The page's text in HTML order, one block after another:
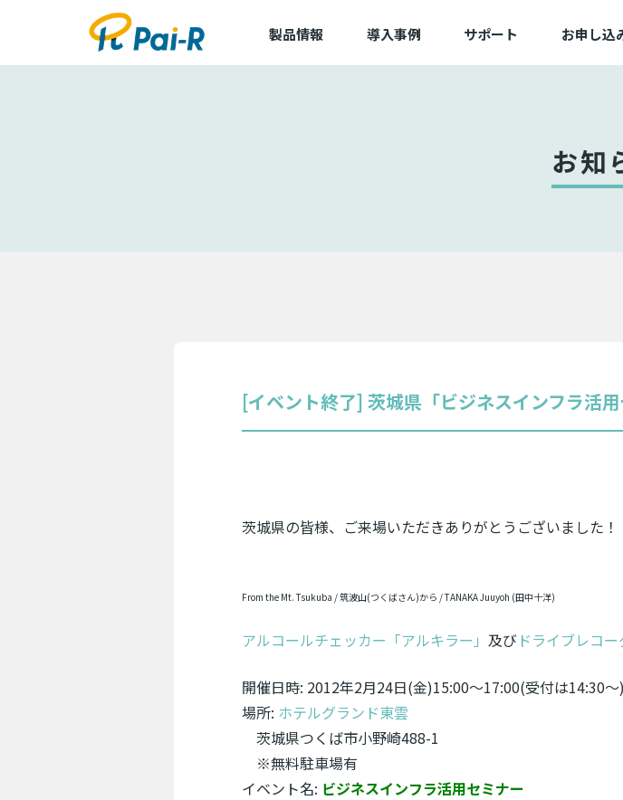
製品情報 導入事例 サポート お申し込
切替お申し
備品お申
お知
[イベント終了] 茨城県「ビジネスインフラ活
茨城県の皆様、ご来場いただきありがとうございました！
From the Mt. Tsukuba / 筑波山(つくばさん)から / TANAKA Juuyoh (田中十洋)
アルコールチェッカー「アルキラー」 及び ドライブレコー
開催日時: 2012年2月24日(金)15:00～17:00(受付は14:30～)
場所: ホテルグランド東雲
茨城県つくば市小野崎488-1
※無料駐車場有
イベント名: ビジネスインフラ活用セミナー